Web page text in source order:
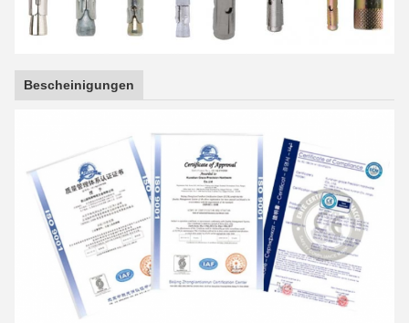
Bescheinigungen